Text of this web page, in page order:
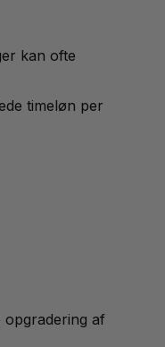
kan ofte
timeløn per
af